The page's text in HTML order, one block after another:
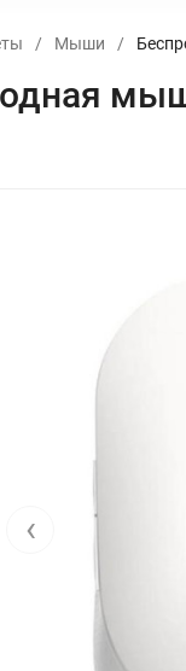
/ Мыши /
‹